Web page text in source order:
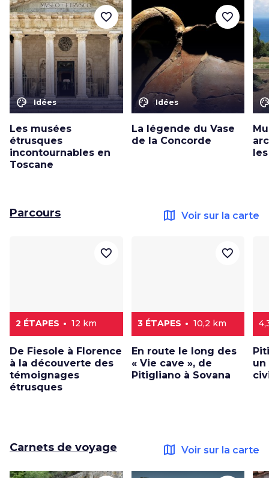
color_lens Idées
Les musées
étrusques
incontournables en
Toscane
favorite_border
color_lens Idées
La légende du Vase
de la Concorde
favorite_border
Parcours map Voir sur la carte
2 ÉTAPES 12 km
De Fiesole à Florence
à la découverte des
témoignages
étrusques
favorite_border
3 ÉTAPES 10,2 km
En route le long des
« Vie cave », de
Pitigliano à Sovana
favorite_border
un
Carnets de voyage map Voir sur la carte